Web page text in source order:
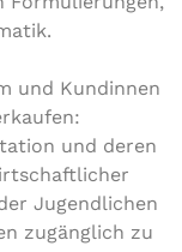
und Kundinnen
und deren
Jugendlichen
zugänglich zu